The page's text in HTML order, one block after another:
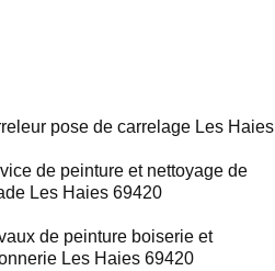
pose de carrelage Les Haies
de peinture et nettoyage de
Les Haies 69420
de peinture boiserie et
Les Haies 69420